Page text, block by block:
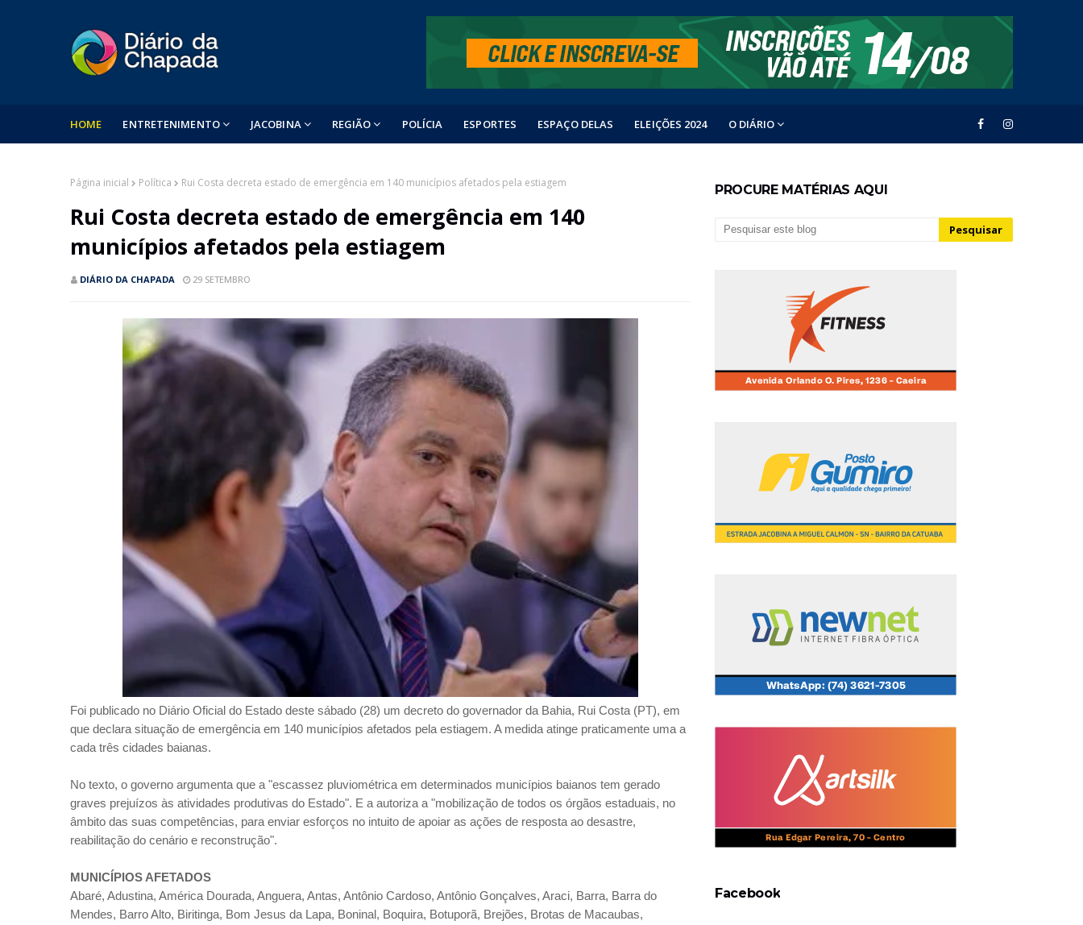
HOME ENTRETENIMENTO JACOBINA REGIÃO POLÍCIA ESPORTES ESPAÇO DELAS ELEIÇÕES 2024 O DIÁRIO
Página inicial Política Rui Costa decreta estado de emergência em 140 municípios afetados pela estiagem
Rui Costa decreta estado de emergência em 140
municípios afetados pela estiagem
DIÁRIO DA CHAPADA 29 SETEMBRO
Foi publicado no Diário Oficial do Estado deste sábado (28) um decreto do governador da Bahia, Rui Costa (PT), em
que declara situação de emergência em 140 municípios afetados pela estiagem. A medida atinge praticamente uma a
cada três cidades baianas.
No texto, o governo argumenta que a "escassez pluviométrica em determinados municípios baianos tem gerado
graves prejuízos às atividades produtivas do Estado". E a autoriza a "mobilização de todos os órgãos estaduais, no
âmbito das suas competências, para enviar esforços no intuito de apoiar as ações de resposta ao desastre,
reabilitação do cenário e reconstrução".
MUNICÍPIOS AFETADOS
Abaré, Adustina, América Dourada, Anguera, Antas, Antônio Cardoso, Antônio Gonçalves, Araci, Barra, Barra do
Mendes, Barro Alto, Biritinga, Bom Jesus da Lapa, Boninal, Boquira, Botuporã, Brejões, Brotas de Macaubas,
PROCURE MATÉRIAS AQUI
Facebook